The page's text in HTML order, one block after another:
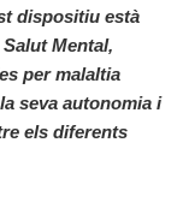
dispositiu està
Mental,
per malaltia
seva autonomia i
els diferents